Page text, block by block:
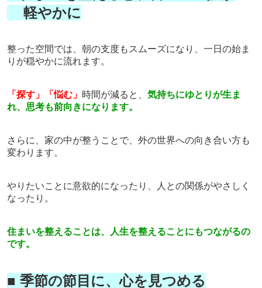
軽やかに
整った空間では、朝の支度もスムーズになり、一日の始ま
りが穏やかに流れます。
「探す」「悩む」 時間が減ると、 気持ちにゆとりが生ま
れ、思考も前向きになります。
さらに、家の中が整うことで、外の世界への向き合い方も
変わります。
やりたいことに意欲的になったり、人との関係がやさしく
なったり。
住まいを整えることは、人生を整えることにもつながるの
です。
■ 季節の節目に、心を見つめる